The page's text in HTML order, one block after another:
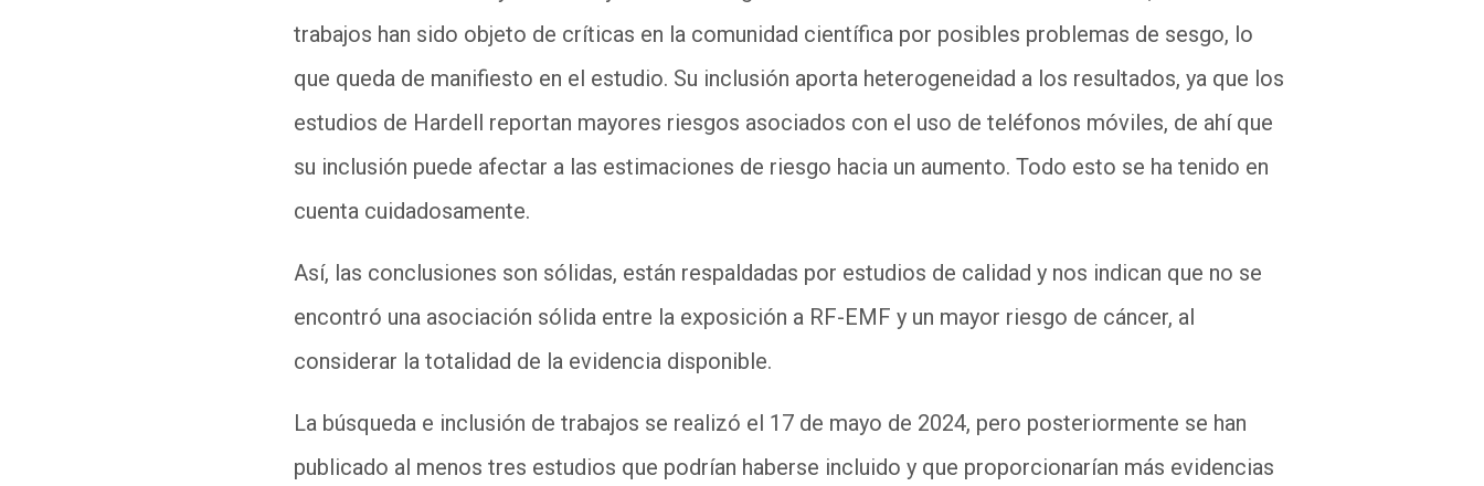
trabajos han sido objeto de críticas en la comunidad científica por posibles problemas de sesgo, lo
que queda de manifiesto en el estudio. Su inclusión aporta heterogeneidad a los resultados, ya que los
estudios de Hardell reportan mayores riesgos asociados con el uso de teléfonos móviles, de ahí que
su inclusión puede afectar a las estimaciones de riesgo hacia un aumento. Todo esto se ha tenido en
cuenta cuidadosamente.
Así, las conclusiones son sólidas, están respaldadas por estudios de calidad y nos indican que no se
encontró una asociación sólida entre la exposición a RF-EMF y un mayor riesgo de cáncer, al
considerar la totalidad de la evidencia disponible.
La búsqueda e inclusión de trabajos se realizó el 17 de mayo de 2024, pero posteriormente se han
publicado al menos tres estudios que podrían haberse incluido y que proporcionarían más evidencias